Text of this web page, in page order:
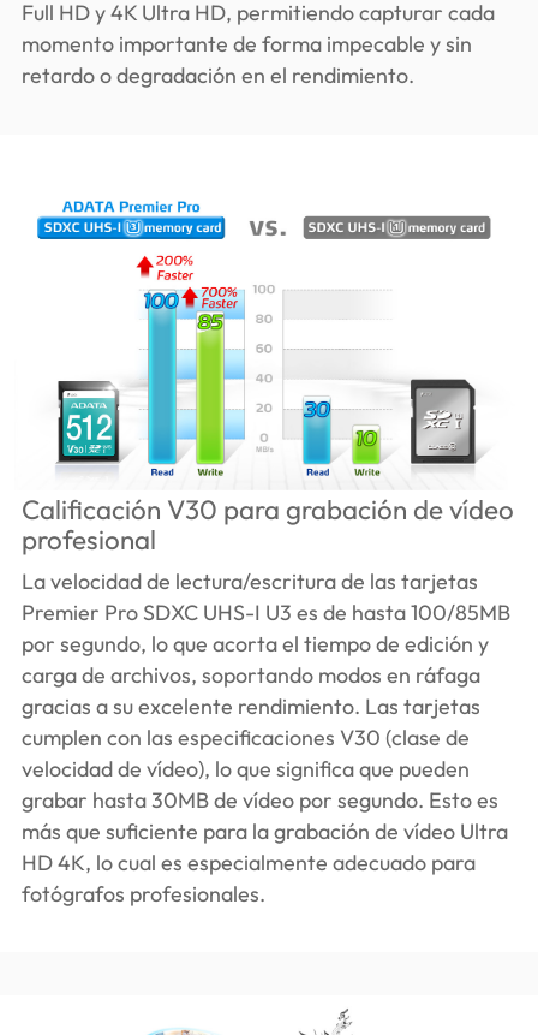
Full HD y 4K Ultra HD, permitiendo capturar cada
momento importante de forma impecable y sin
retardo o degradación en el rendimiento.
Calificación V30 para grabación de vídeo
profesional
La velocidad de lectura/escritura de las tarjetas
Premier Pro SDXC UHS-I U3 es de hasta 100/85MB
por segundo, lo que acorta el tiempo de edición y
carga de archivos, soportando modos en ráfaga
gracias a su excelente rendimiento. Las tarjetas
cumplen con las especificaciones V30 (clase de
velocidad de vídeo), lo que significa que pueden
grabar hasta 30MB de vídeo por segundo. Esto es
más que suficiente para la grabación de vídeo Ultra
HD 4K, lo cual es especialmente adecuado para
fotógrafos profesionales.